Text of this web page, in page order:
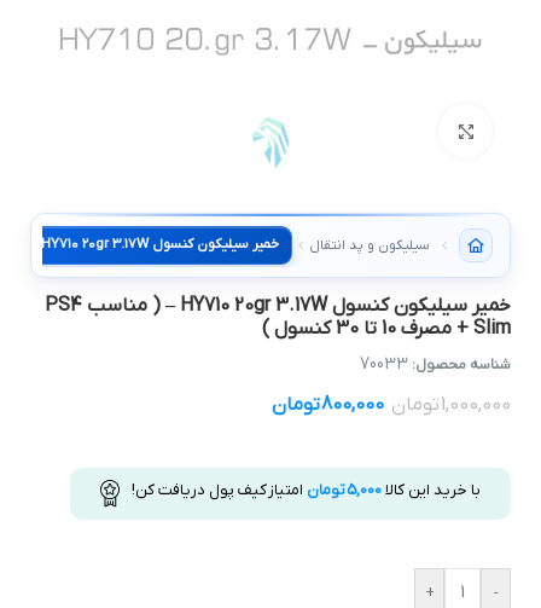
سیلیکون و پد انتقال حرارت
خمیر سيليکون کنسول HY710 20gr 3.17W – ( مناسب PS4
Slim + مصرف 10 تا 30 کنسول )
شناسه محصول: 70033
1,000,000تومان 800,000تومان
با خرید این کالا5,000تومان امتیاز کیف پول دریافت کن!
-
+